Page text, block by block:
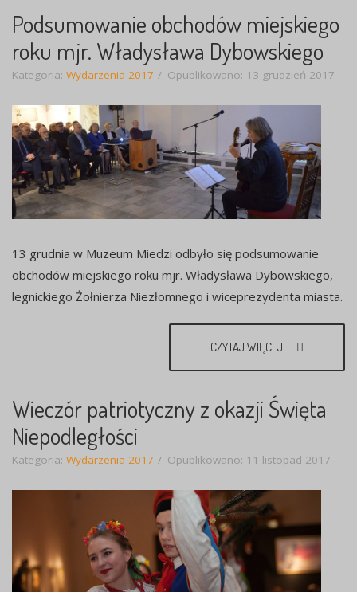
Podsumowanie obchodów miejskiego
roku mjr. Władysława Dybowskiego
Kategoria: Wydarzenia 2017 Opublikowano: 13 grudzień 2017
13 grudnia w Muzeum Miedzi odbyło się podsumowanie
obchodów miejskiego roku mjr. Władysława Dybowskiego,
legnickiego Żołnierza Niezłomnego i wiceprezydenta miasta.
CZYTAJ WIĘCEJ...
Wieczór patriotyczny z okazji Święta
Niepodległości
Kategoria: Wydarzenia 2017 Opublikowano: 11 listopad 2017